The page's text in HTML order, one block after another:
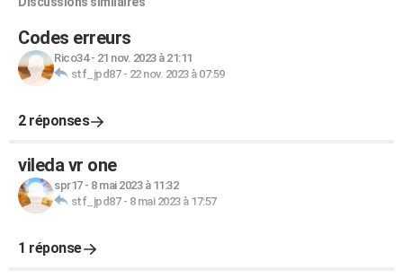
Codes erreurs
Rico34- 21 nov. 2023 à 21:11
stf_jpd87- 22 nov. 2023 à 07:59
2 réponses
vileda vr one
spr17- 8 mai 2023 à 11:32
stf_jpd87- 8 mai 2023 à 17:57
1 réponse